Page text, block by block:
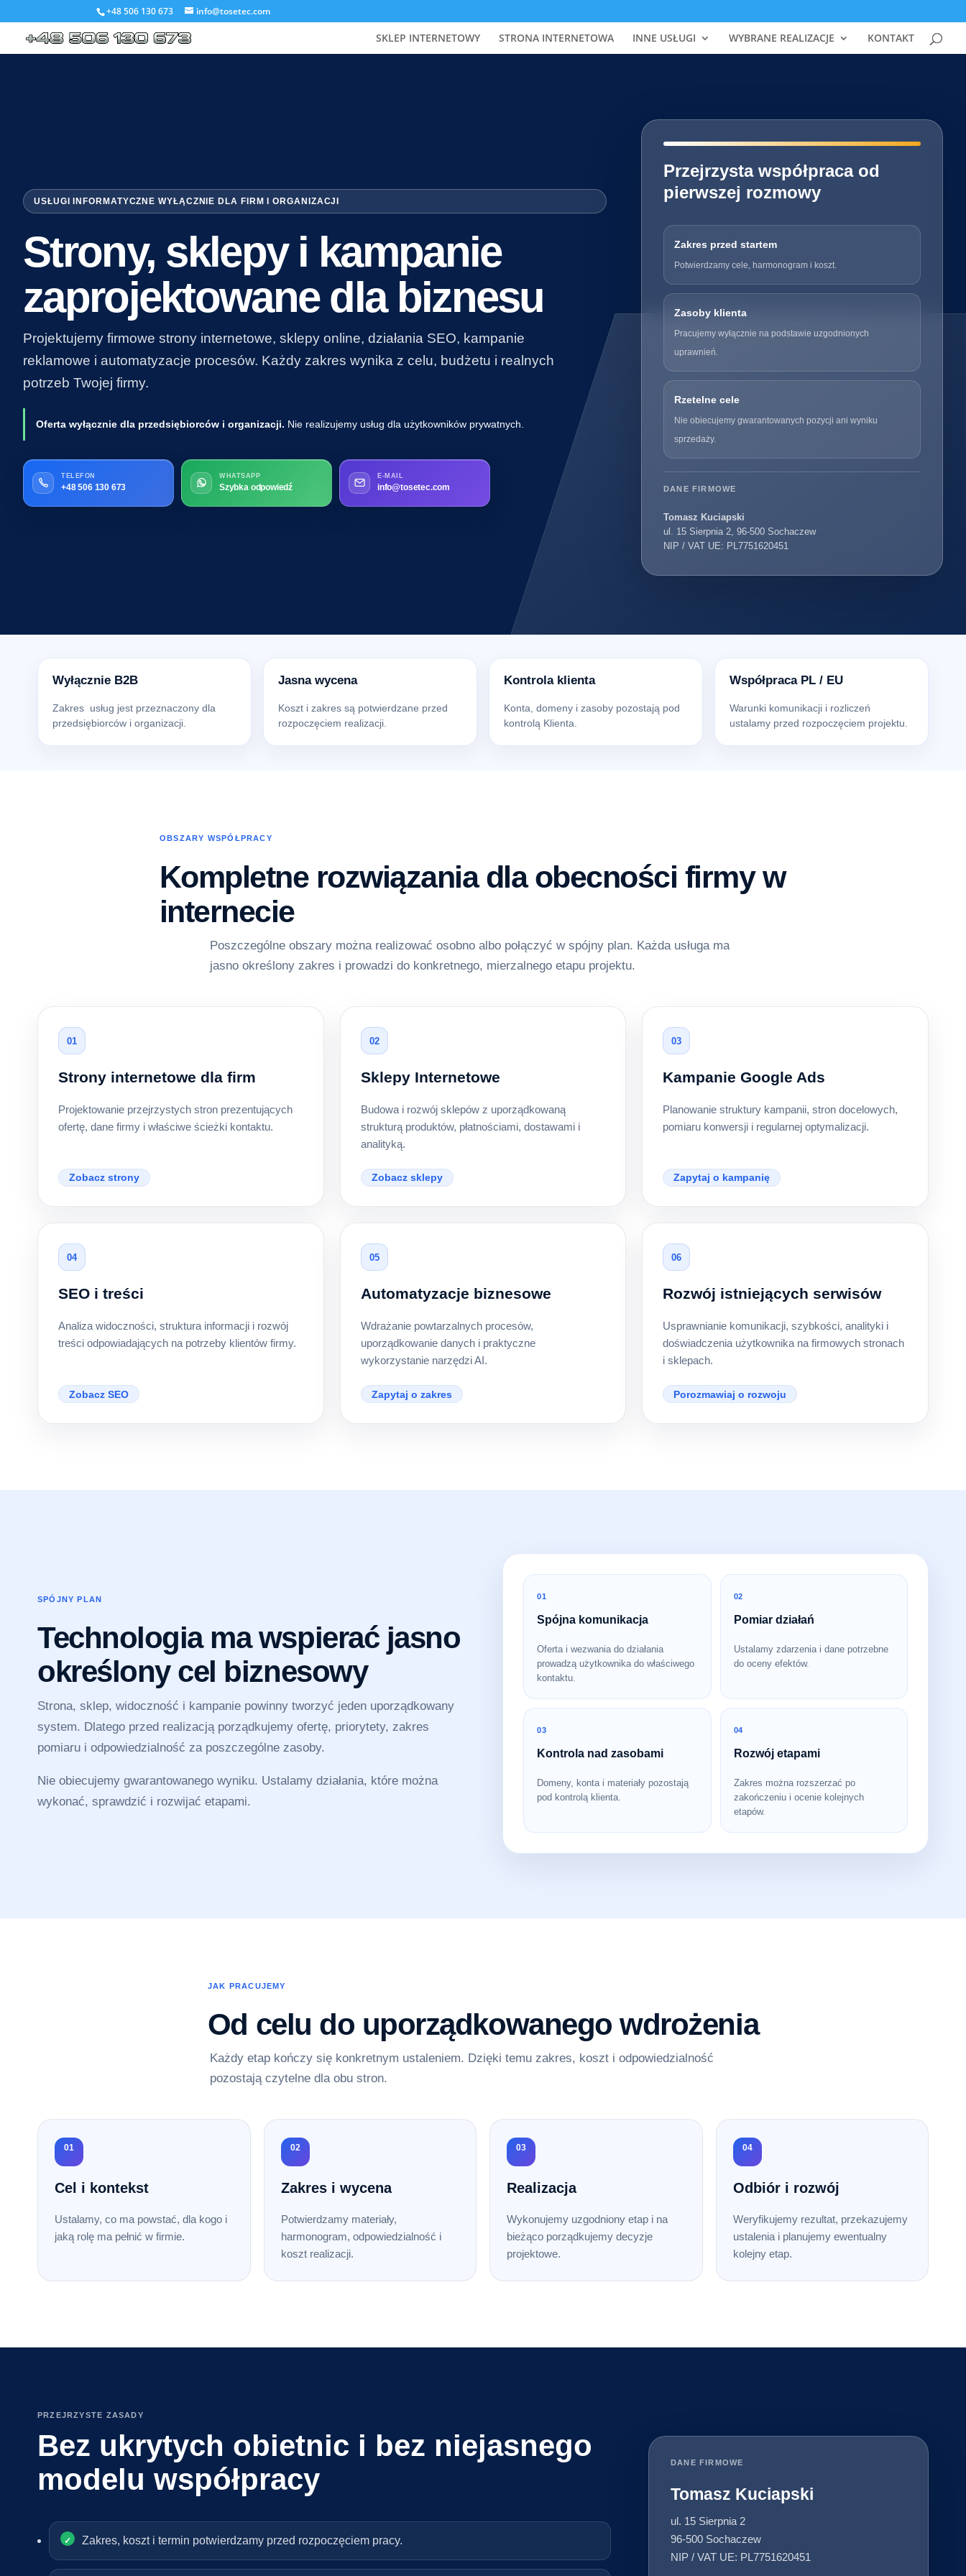
+48 506 130 673 info@tosetec.com
SKLEP INTERNETOWY STRONA INTERNETOWA INNE USŁUGI WYBRANE REALIZACJE KONTAKT
USŁUGI INFORMATYCZNE WYŁĄCZNIE DLA FIRM I ORGANIZACJI
Strony, sklepy i kampanie
zaprojektowane dla biznesu
Projektujemy firmowe strony internetowe, sklepy online, działania SEO, kampanie
reklamowe i automatyzacje procesów. Każdy zakres wynika z celu, budżetu i realnych
potrzeb Twojej firmy.
Oferta wyłącznie dla przedsiębiorców i organizacji. Nie realizujemy usług dla użytkowników prywatnych.
TELEFON
+48 506 130 673
WHATSAPP
Szybka odpowiedź
E-MAIL
info@tosetec.com
━━━━━━━━━━━━━━━━━━━━━━━━━━━━
Przejrzysta współpraca od
pierwszej rozmowy
Zakres przed startem
Potwierdzamy cele, harmonogram i koszt.
Zasoby klienta
Pracujemy wyłącznie na podstawie uzgodnionych
uprawnień.
Rzetelne cele
Nie obiecujemy gwarantowanych pozycji ani wyniku
sprzedaży.
DANE FIRMOWE
Tomasz Kuciapski
ul. 15 Sierpnia 2, 96-500 Sochaczew
NIP / VAT UE: PL7751620451
Wyłącznie B2B
Zakres usług jest przeznaczony dla
przedsiębiorców i organizacji.
Jasna wycena
Koszt i zakres są potwierdzane przed
rozpoczęciem realizacji.
Kontrola klienta
Konta, domeny i zasoby pozostają pod
kontrolą Klienta.
Współpraca PL / EU
Warunki komunikacji i rozliczeń
ustalamy przed rozpoczęciem projektu.
OBSZARY WSPÓŁPRACY
Kompletne rozwiązania dla obecności firmy w
internecie
Poszczególne obszary można realizować osobno albo połączyć w spójny plan. Każda usługa ma
jasno określony zakres i prowadzi do konkretnego, mierzalnego etapu projektu.
01
Strony internetowe dla firm
Projektowanie przejrzystych stron prezentujących
ofertę, dane firmy i właściwe ścieżki kontaktu.
Zobacz strony
02
Sklepy Internetowe
Budowa i rozwój sklepów z uporządkowaną
strukturą produktów, płatnościami, dostawami i
analityką.
Zobacz sklepy
03
Kampanie Google Ads
Planowanie struktury kampanii, stron docelowych,
pomiaru konwersji i regularnej optymalizacji.
Zapytaj o kampanię
04
SEO i treści
Analiza widoczności, struktura informacji i rozwój
treści odpowiadających na potrzeby klientów firmy.
Zobacz SEO
05
Automatyzacje biznesowe
Wdrażanie powtarzalnych procesów,
uporządkowanie danych i praktyczne
wykorzystanie narzędzi AI.
Zapytaj o zakres
06
Rozwój istniejących serwisów
Usprawnianie komunikacji, szybkości, analityki i
doświadczenia użytkownika na firmowych stronach
i sklepach.
Porozmawiaj o rozwoju
SPÓJNY PLAN
Technologia ma wspierać jasno
określony cel biznesowy
Strona, sklep, widoczność i kampanie powinny tworzyć jeden uporządkowany
system. Dlatego przed realizacją porządkujemy ofertę, priorytety, zakres
pomiaru i odpowiedzialność za poszczególne zasoby.
Nie obiecujemy gwarantowanego wyniku. Ustalamy działania, które można
wykonać, sprawdzić i rozwijać etapami.
01
Spójna komunikacja
Oferta i wezwania do działania
prowadzą użytkownika do właściwego
kontaktu.
02
Pomiar działań
Ustalamy zdarzenia i dane potrzebne
do oceny efektów.
03
Kontrola nad zasobami
Domeny, konta i materiały pozostają
pod kontrolą klienta.
04
Rozwój etapami
Zakres można rozszerzać po
zakończeniu i ocenie kolejnych
etapów.
JAK PRACUJEMY
Od celu do uporządkowanego wdrożenia
Każdy etap kończy się konkretnym ustaleniem. Dzięki temu zakres, koszt i odpowiedzialność
pozostają czytelne dla obu stron.
01
Cel i kontekst
Ustalamy, co ma powstać, dla kogo i
jaką rolę ma pełnić w firmie.
02
Zakres i wycena
Potwierdzamy materiały,
harmonogram, odpowiedzialność i
koszt realizacji.
03
Realizacja
Wykonujemy uzgodniony etap i na
bieżąco porządkujemy decyzje
projektowe.
04
Odbiór i rozwój
Weryfikujemy rezultat, przekazujemy
ustalenia i planujemy ewentualny
kolejny etap.
PRZEJRZYSTE ZASADY
Bez ukrytych obietnic i bez niejasnego
modelu współpracy
Zakres, koszt i termin potwierdzamy przed rozpoczęciem pracy.
DANE FIRMOWE
Tomasz Kuciapski
ul. 15 Sierpnia 2
96-500 Sochaczew
NIP / VAT UE: PL7751620451